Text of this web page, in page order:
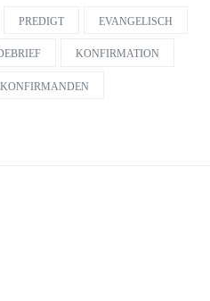
PREDIGT EVANGELISCH
KONFIRMATION
KONFIRMANDEN